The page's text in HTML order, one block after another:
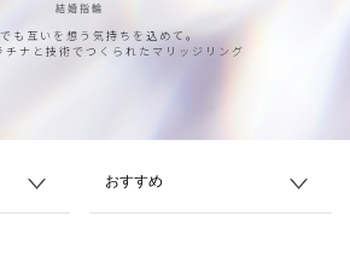
結婚指輪
も互いを想う気持ちを込めて。
チナと技術でつくられたマリッジリング